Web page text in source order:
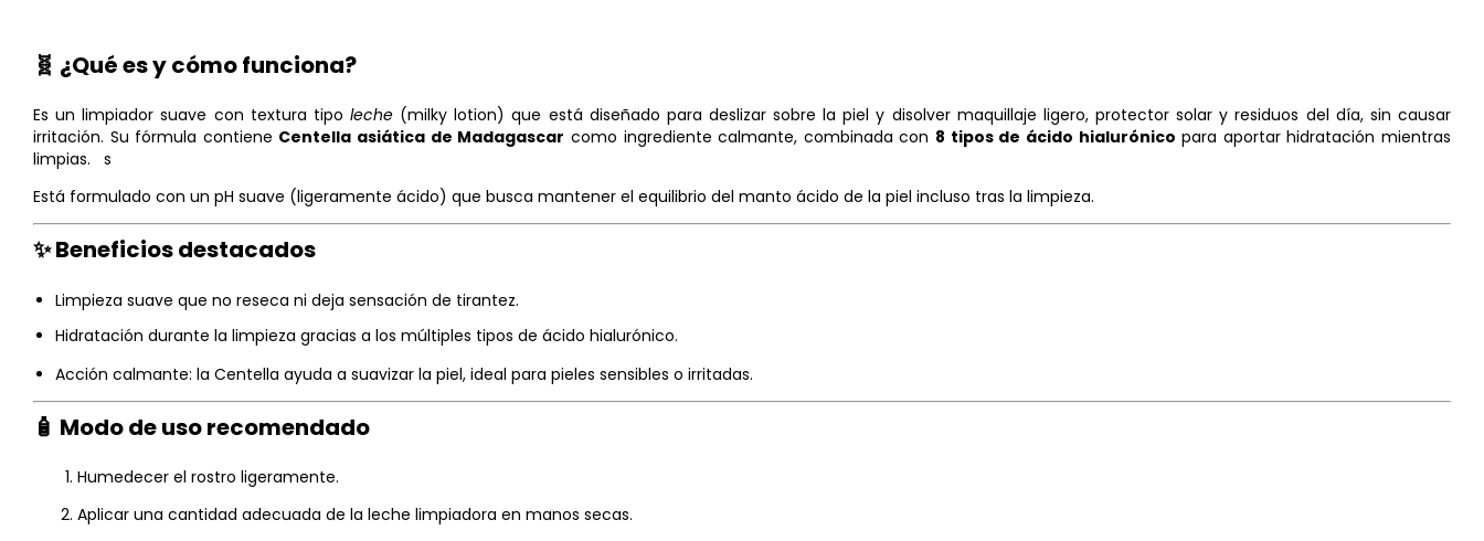
🧬 ¿Qué es y cómo funciona?
Es un limpiador suave con textura tipo leche(milky lotion) que está diseñado para deslizar sobre la piel y disolver maquillaje ligero, protector solar y residuos del día, sin causar
irritación. Su fórmula contiene Centella asiática de Madagascar como ingrediente calmante, combinada con 8 tipos de ácido hialurónico para aportar hidratación mientras
limpias.
s
Está formulado con un pH suave (ligeramente ácido) que busca mantener el equilibrio del manto ácido de la piel incluso tras la limpieza.
✨ Beneficios destacados
Limpieza suave que no reseca ni deja sensación de tirantez.
Hidratación durante la limpieza gracias a los múltiples tipos de ácido hialurónico.
Acción calmante: la Centella ayuda a suavizar la piel, ideal para pieles sensibles o irritadas.
🧴 Modo de uso recomendado
Humedecer el rostro ligeramente.
Aplicar una cantidad adecuada de la leche limpiadora en manos secas.